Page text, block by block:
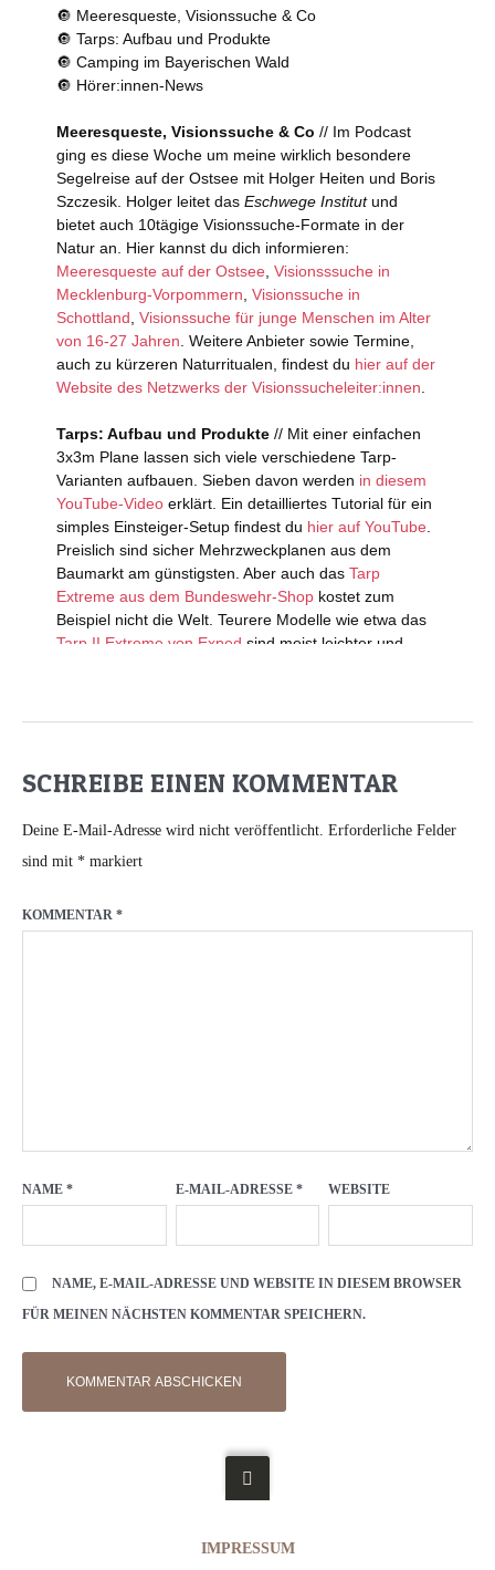
SCHREIBE EINEN KOMMENTAR
Deine E-Mail-Adresse wird nicht veröffentlicht. Erforderliche Felder
sind mit * markiert
KOMMENTAR *
NAME * E-MAIL-ADRESSE * WEBSITE
NAME, E-MAIL-ADRESSE UND WEBSITE IN DIESEM BROWSER
FÜR MEINEN NÄCHSTEN KOMMENTAR SPEICHERN.
IMPRESSUM